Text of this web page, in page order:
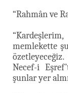
“Rahmân ve
memlekette
özetleyeceğiz.
Necef-i
şunlar yer